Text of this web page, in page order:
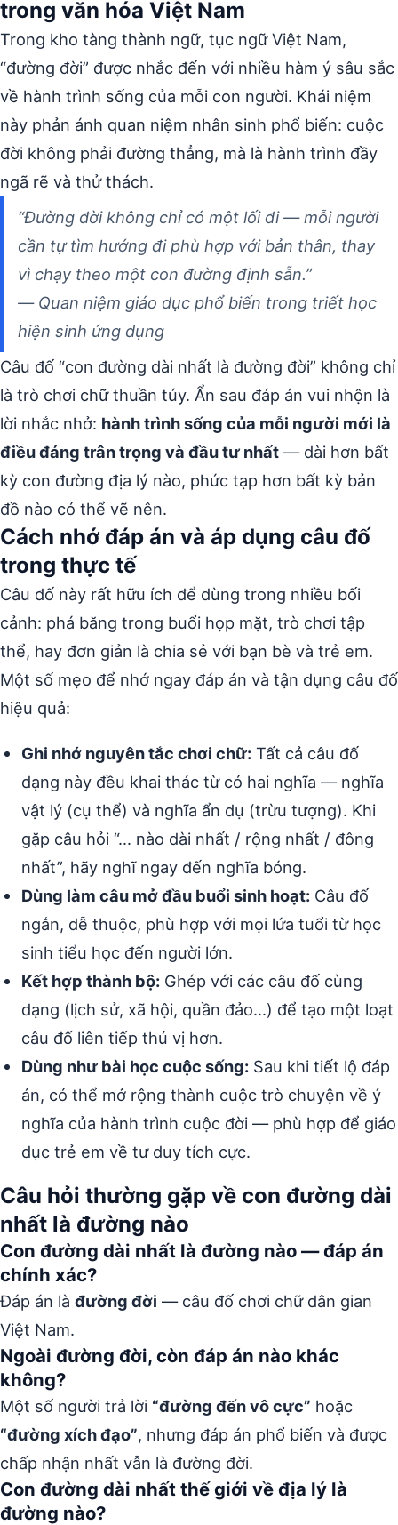
trong văn hóa Việt Nam
Trong kho tàng thành ngữ, tục ngữ Việt Nam,
“đường đời” được nhắc đến với nhiều hàm ý sâu sắc
về hành trình sống của mỗi con người. Khái niệm
này phản ánh quan niệm nhân sinh phổ biến: cuộc
đời không phải đường thẳng, mà là hành trình đầy
ngã rẽ và thử thách.
“Đường đời không chỉ có một lối đi — mỗi người
cần tự tìm hướng đi phù hợp với bản thân, thay
vì chạy theo một con đường định sẵn.”
— Quan niệm giáo dục phổ biến trong triết học
hiện sinh ứng dụng
Câu đố “con đường dài nhất là đường đời” không chỉ
là trò chơi chữ thuần túy. Ẩn sau đáp án vui nhộn là
lời nhắc nhở: hành trình sống của mỗi người mới là
điều đáng trân trọng và đầu tư nhất — dài hơn bất
kỳ con đường địa lý nào, phức tạp hơn bất kỳ bản
đồ nào có thể vẽ nên.
Cách nhớ đáp án và áp dụng câu đố
trong thực tế
Câu đố này rất hữu ích để dùng trong nhiều bối
cảnh: phá băng trong buổi họp mặt, trò chơi tập
thể, hay đơn giản là chia sẻ với bạn bè và trẻ em.
Một số mẹo để nhớ ngay đáp án và tận dụng câu đố
hiệu quả:
Ghi nhớ nguyên tắc chơi chữ: Tất cả câu đố
dạng này đều khai thác từ có hai nghĩa — nghĩa
vật lý (cụ thể) và nghĩa ẩn dụ (trừu tượng). Khi
gặp câu hỏi “… nào dài nhất / rộng nhất / đông
nhất”, hãy nghĩ ngay đến nghĩa bóng.
Dùng làm câu mở đầu buổi sinh hoạt: Câu đố
ngắn, dễ thuộc, phù hợp với mọi lứa tuổi từ học
sinh tiểu học đến người lớn.
Kết hợp thành bộ: Ghép với các câu đố cùng
dạng (lịch sử, xã hội, quần đảo…) để tạo một loạt
câu đố liên tiếp thú vị hơn.
Dùng như bài học cuộc sống: Sau khi tiết lộ đáp
án, có thể mở rộng thành cuộc trò chuyện về ý
nghĩa của hành trình cuộc đời — phù hợp để giáo
dục trẻ em về tư duy tích cực.
Câu hỏi thường gặp về con đường dài
nhất là đường nào
Con đường dài nhất là đường nào — đáp án
chính xác?
Đáp án là đường đời — câu đố chơi chữ dân gian
Việt Nam.
Ngoài đường đời, còn đáp án nào khác
không?
Một số người trả lời “đường đến vô cực” hoặc
“đường xích đạo”, nhưng đáp án phổ biến và được
chấp nhận nhất vẫn là đường đời.
Con đường dài nhất thế giới về địa lý là
đường nào?